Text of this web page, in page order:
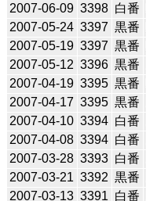
2007-06-09 3398 白番
2007-05-24 3397 黒番
2007-05-19 3397 黒番
2007-05-12 3396 黒番
2007-04-19 3395 黒番
2007-04-17 3395 黒番
2007-04-10 3394 白番
2007-04-08 3394 白番
2007-03-28 3393 白番
2007-03-21 3392 黒番
2007-03-13 3391 白番